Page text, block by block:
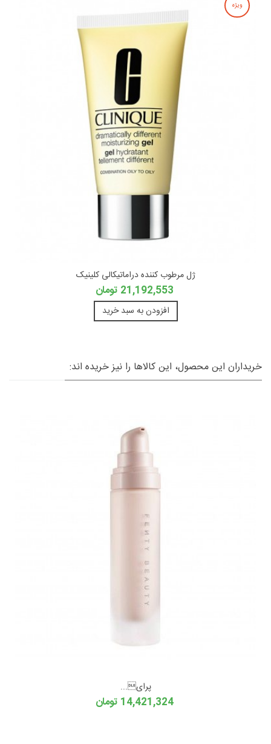
ویژه
ژل مرطوب کننده دراماتیکالی کلینیک
21,192,553 تومان
افزودن به سبد خرید
خریداران این محصول، این کالاها را نیز خریده اند:
پرای...
14,421,324 تومان